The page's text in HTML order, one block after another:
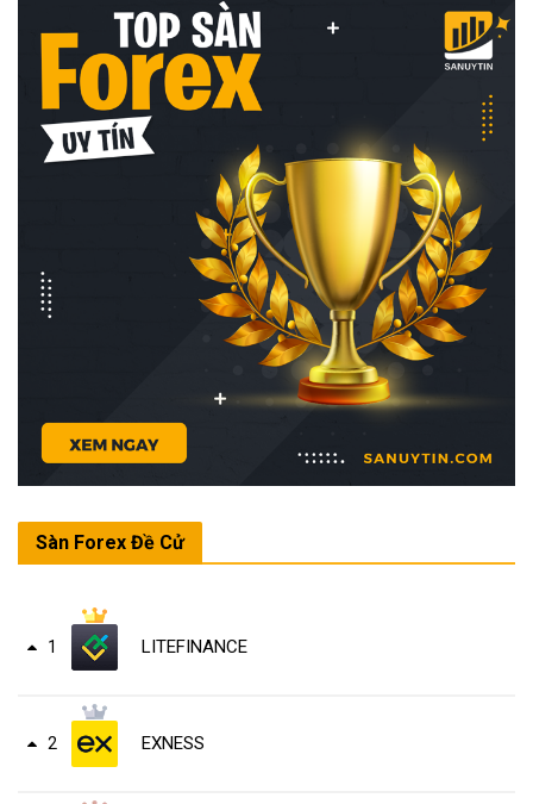
Sàn Forex Đề Cử
1 LITEFINANCE
2 EXNESS